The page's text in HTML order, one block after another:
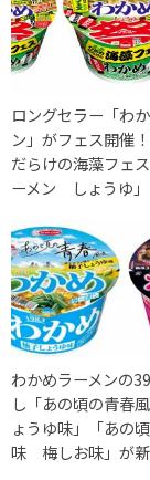
ロングセラー「わ
ン」がフェス開催
だらけの海藻フェ
ーメン しょうゆ
わかめラーメンの
し「あの頃の青春
ょうゆ味」「あの
味 梅しお味」が